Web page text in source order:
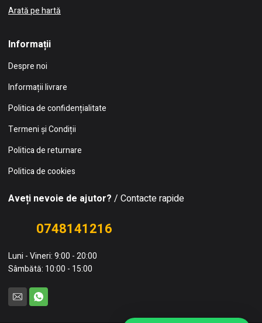
Arată pe hartă
Informații
Despre noi
Informații livrare
Politica de confidențialitate
Termeni și Condiții
Politica de returnare
Politica de cookies
Aveți nevoie de ajutor? / Contacte rapide
0748141216
Luni - Vineri: 9:00 - 20:00
Sâmbătă: 10:00 - 15:00